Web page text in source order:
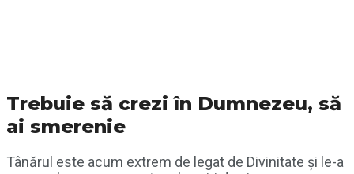
Trebuie să crezi în Dumnezeu, să
ai smerenie
Tânărul este acum extrem de legat de Divinitate și le-a